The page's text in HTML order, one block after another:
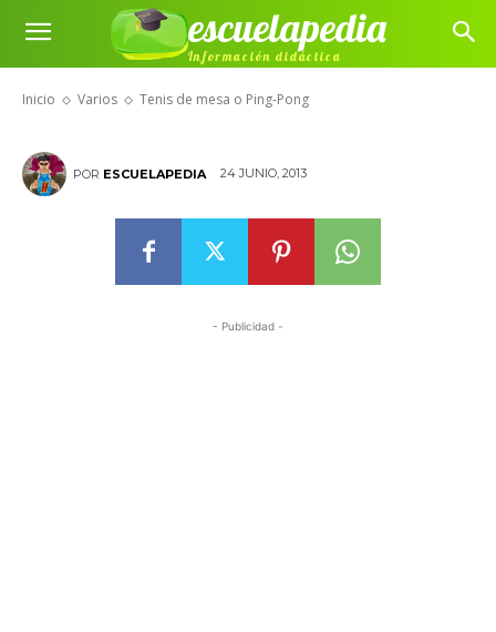
escuelapedia
Información didáctica
Inicio Varios Tenis de mesa o Ping-Pong
Tenis de mesa o Ping-Pong
POR ESCUELAPEDIA 24 JUNIO, 2013
- Publicidad -